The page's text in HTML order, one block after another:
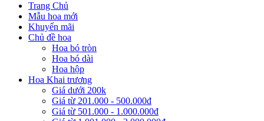
Trang Chủ
Mẫu hoa mới
Khuyến mãi
Chủ đề hoa
Hoa bó tròn
Hoa bó dài
Hoa hộp
Hoa Khai trương
Giá dưới 200k
Giá từ 201.000 - 500.000đ
Giá từ 501.000 - 1.000.000đ